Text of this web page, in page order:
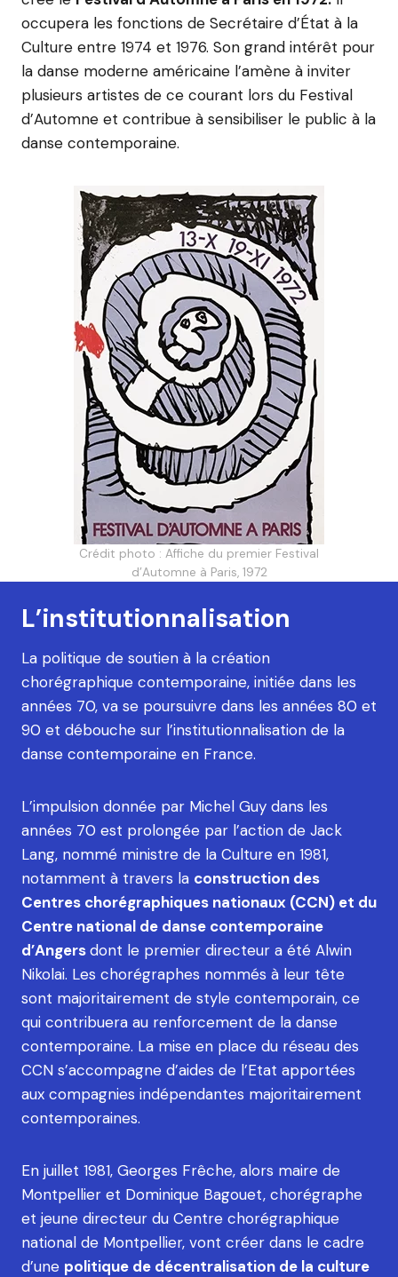
occupera les fonctions de Secrétaire d’État à la
Culture entre 1974 et 1976. Son grand intérêt pour
la danse moderne américaine l’amène à inviter
plusieurs artistes de ce courant lors du Festival
d’Automne et contribue à sensibiliser le public à la
danse contemporaine.
Crédit photo : Affiche du premier Festival
d’Automne à Paris, 1972
L’institutionnalisation
La politique de soutien à la création
chorégraphique contemporaine, initiée dans les
années 70, va se poursuivre dans les années 80 et
90 et débouche sur l’institutionnalisation de la
danse contemporaine en France.
L’impulsion donnée par Michel Guy dans les
années 70 est prolongée par l’action de Jack
Lang, nommé ministre de la Culture en 1981,
notamment à travers la construction des
Centres chorégra­phiques nationaux (CCN) et du
Centre national de danse contemporaine
d’Angersdont le premier directeur a été Alwin
Nikolai. Les chorégraphes nommés à leur tête
sont majoritairement de style contemporain, ce
qui contribuera au renforcement de la danse
contemporaine. La mise en place du réseau des
CCN s’accompagne d’aides de l’Etat apportées
aux com­pagnies indépendantes majoritairement
contemporaines.
En juillet 1981, Georges Frêche, alors maire de
Montpellier et Dominique Bagouet, chorégraphe
et jeune directeur du Centre chorégraphique
national de Montpellier, vont créer dans le cadre
d’une politique de décentralisation de la culture